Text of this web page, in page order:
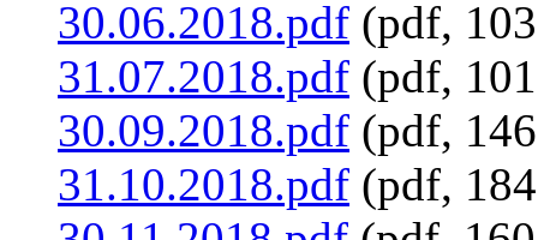
30.06.2018.pdf (pdf,
31.07.2018.pdf (pdf,
30.09.2018.pdf (pdf,
31.10.2018.pdf (pdf,